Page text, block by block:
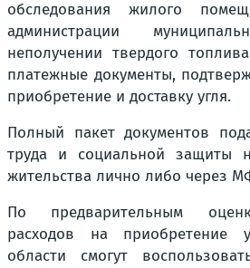
обследования жилого
администрации
неполучении твердого
платежные документы,
приобретение и доставку угля.
Полный пакет документов
труда и социальной защиты
жительства лично либо через
По предварительным
расходов на приобретение
области смогут